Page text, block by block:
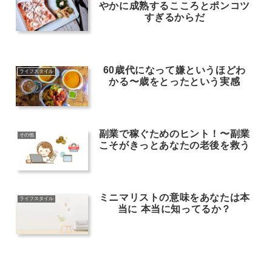
やかに成熟するこころとポンコツ
すぎるからだ
ライフスタイル
60歳代になって嫌というほどわ
かる〜歳をとったという実感
その他
副業で稼ぐためのヒント！〜副業
こそがきっとあなたの老後を救う
ライフスタイル
ミニマリストの意味をあなたは本
当に 本当に知ってるか？